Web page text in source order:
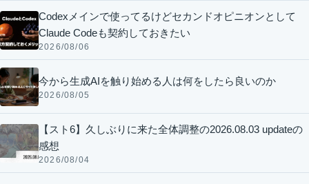
Codexメインで使ってるけどセカンドオピニオンとして
Claude Codeも契約しておきたい
2026/08/06
今から生成AIを触り始める人は何をしたら良いのか
2026/08/05
【スト6】久しぶりに来た全体調整の2026.08.03 updateの
感想
2026/08/04